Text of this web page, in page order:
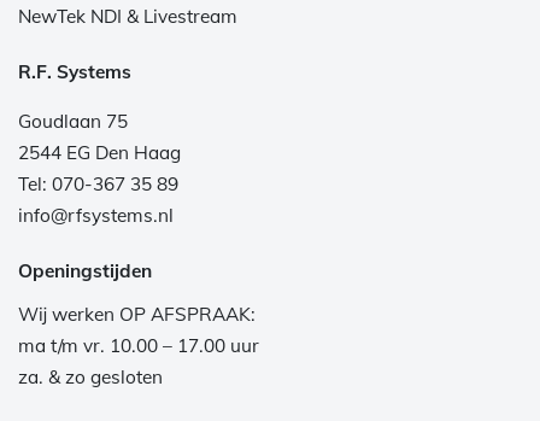
NewTek NDI & Livestream
R.F. Systems
Goudlaan 75
2544 EG Den Haag
Tel: 070-367 35 89
info@rfsystems.nl
Openingstijden
Wij werken OP AFSPRAAK:
ma t/m vr. 10.00 – 17.00 uur
za. & zo gesloten